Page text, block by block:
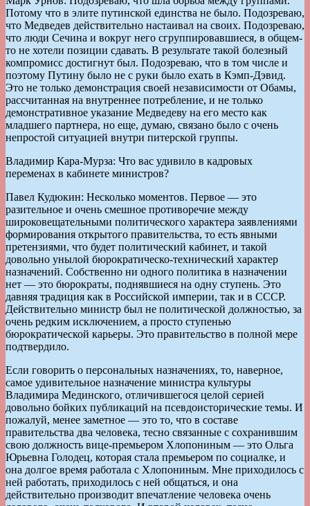
Потому что в элите путинской единства не было. Подозреваю,
что Медведев действительно настаивал на своих. Подозреваю,
что люди Сечина и вокруг него сгруппировавшиеся, в общем-
то не хотели позиции сдавать. В результате такой болезный
компромисс достигнут был. Подозреваю, что в том числе и
поэтому Путину было не с руки было ехать в Кэмп-Дэвид.
Это не только демонстрация своей независимости от Обамы,
рассчитанная на внутреннее потребление, и не только
демонстративное указание Медведеву на его место как
младшего партнера, но еще, думаю, связано было с очень
непростой ситуацией внутри питерской группы.
Владимир Кара-Мурза: Что вас удивило в кадровых
переменах в кабинете министров?
Павел Кудюкин: Несколько моментов. Первое — это
разительное и очень смешное противоречие между
широковещательными политического характера заявлениями
формирования открытого правительства, то есть явными
претензиями, что будет политический кабинет, и такой
довольно унылой бюрократическо-технический характер
назначений. Собственно ни одного политика в назначении
нет — это бюрократы, поднявшиеся на одну ступень. Это
давняя традиция как в Российской империи, так и в СССР.
Действительно министр был не политической должностью, за
очень редким исключением, а просто ступенью
бюрократической карьеры. Это правительство в полной мере
подтвердило.
Если говорить о персональных назначениях, то, наверное,
самое удивительное назначение министра культуры
Владимира Мединского, отличившегося целой серией
довольно бойких публикаций на псевдоисторические темы. И
пожалуй, менее заметное — это то, что в составе
правительства два человека, тесно связанные с сохранившим
свою должность вице-премьером Хлопониным — это Ольга
Юрьевна Голодец, которая стала премьером по социалке, и
она долгое время работала с Хлопониным. Мне приходилось с
ней работать, приходилось с ней общаться, и она
действительно производит впечатление человека очень